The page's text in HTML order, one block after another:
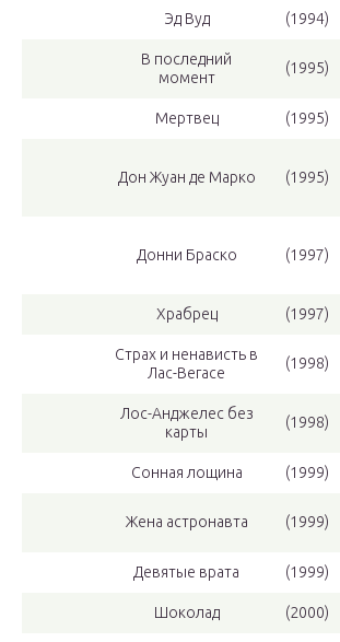
Эд Вуд (1994)
В последний
момент
(1995)
Мертвец (1995)
Дон Жуан де Марко (1995)
Донни Браско (1997)
Храбрец (1997)
Страх и ненависть в
Лас-Вегасе
(1998)
Лос-Анджелес без
карты
(1998)
Сонная лощина (1999)
Жена астронавта (1999)
Девятые врата (1999)
Шоколад (2000)